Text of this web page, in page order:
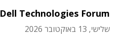
Dell Technologies Forum
שלישי, 13 באוקטובר 2026